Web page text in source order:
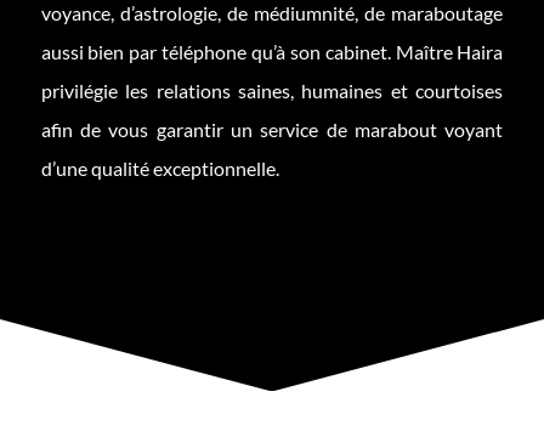
voyance, d’astrologie, de médiumnité, de maraboutage
aussi bien par téléphone qu’à son cabinet. Maître Haira
privilégie les relations saines, humaines et courtoises
afin de vous garantir un service de marabout voyant
d’une qualité exceptionnelle.